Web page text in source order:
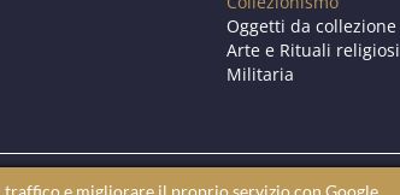
Oggetti da collezione
Arte e Rituali religiosi
Militaria
e migliorare il proprio servizio con Google